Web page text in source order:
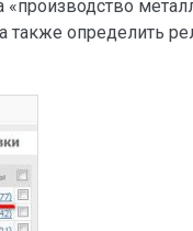
«производство
определить